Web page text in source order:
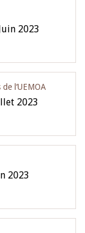
2023
l‘UEMOA
2023
2023